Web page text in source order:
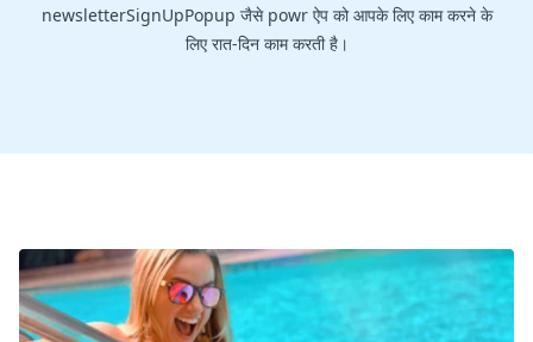
newsletterSignUpPopup जैसे powr ऐप को आपके लिए काम करने के
लिए रात-दिन काम करती है।